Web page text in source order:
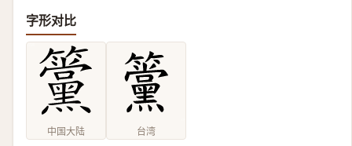
字形对比
中国大陆 台湾